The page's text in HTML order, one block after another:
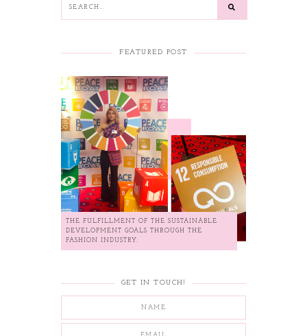
FEATURED POST
THE FULFILLMENT OF THE SUSTAINABLE
DEVELOPMENT GOALS THROUGH THE
FASHION INDUSTRY.
GET IN TOUCH!